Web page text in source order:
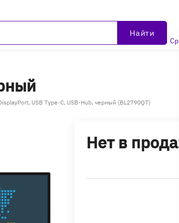
Найти
USB Type-C, USB-Hub, черный (BL2790QT)
Нет в